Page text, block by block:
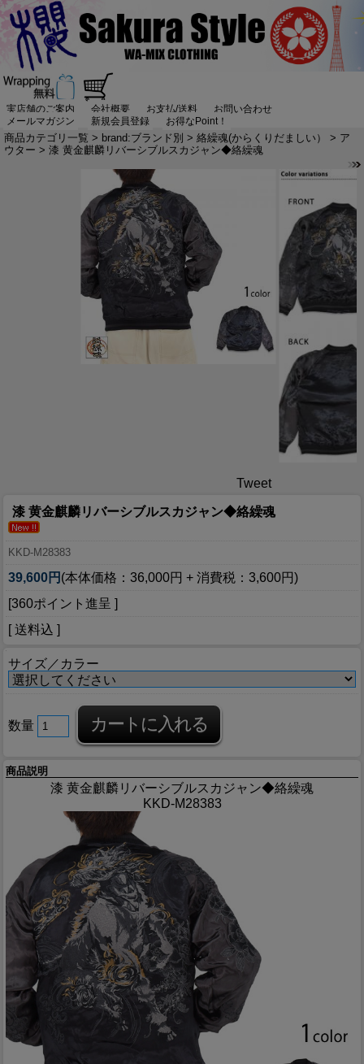
実店舗のご案内 会社概要 お支払/送料
お問い合わせ
メールマガジン
新規会員登録 お得なPoint！
商品カテゴリ一覧 > brand:ブランド別 > 絡繰魂(からくりだましい） > ア
ウター > 漆 黄金麒麟リバーシブルスカジャン◆絡繰魂
Tweet
漆 黄金麒麟リバーシブルスカジャン◆絡繰魂
KKD-M28383
39,600円 (本体価格：36,000円 + 消費税：3,600円)
[360ポイント進呈 ]
[ 送料込 ]
サイズ／カラー
数量
商品説明
漆 黄金麒麟リバーシブルスカジャン◆絡繰魂
KKD-M28383